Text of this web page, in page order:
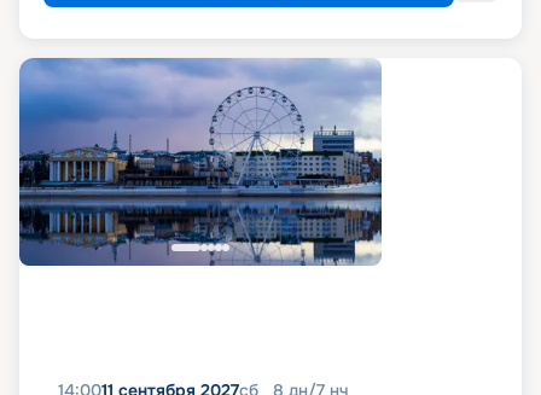
14:0011 сентября 2027сб 8 дн/7 нч